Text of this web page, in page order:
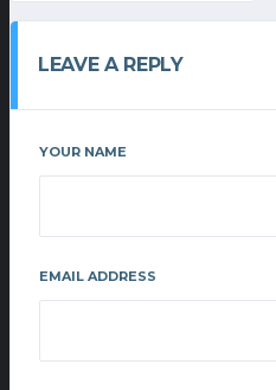
LEAVE A REPLY
YOUR NAME
EMAIL ADDRESS